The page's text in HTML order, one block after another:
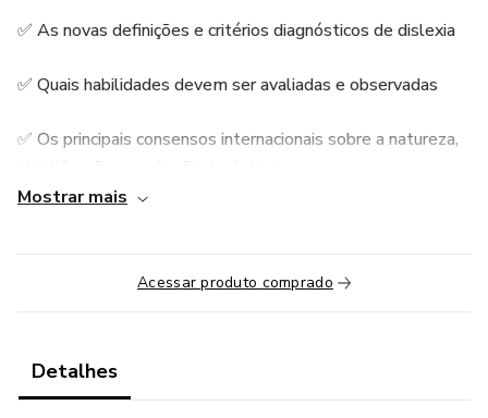
✅ As novas definições e critérios diagnósticos de dislexia
✅ Quais habilidades devem ser avaliadas e observadas
✅ Os principais consensos internacionais sobre a natureza,
🔹 Fonoaudiólogos
🔹 Educadores
Mostrar mais
Acessar produto comprado
Detalhes